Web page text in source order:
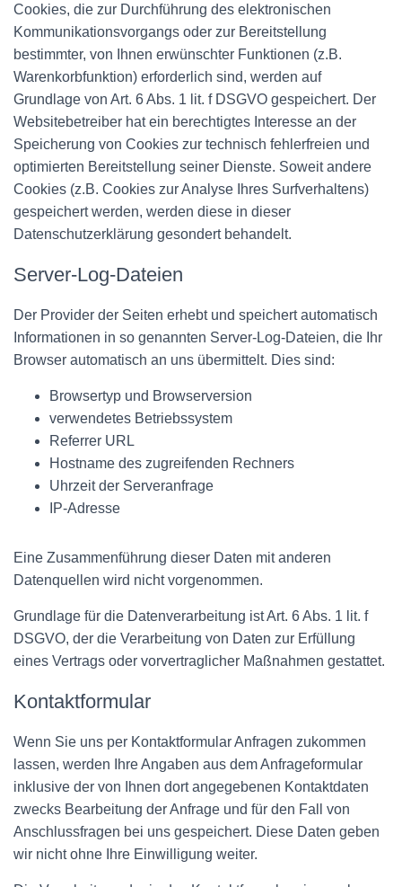
Cookies, die zur Durchführung des elektronischen
Kommunikationsvorgangs oder zur Bereitstellung
bestimmter, von Ihnen erwünschter Funktionen (z.B.
Warenkorbfunktion) erforderlich sind, werden auf
Grundlage von Art. 6 Abs. 1 lit. f DSGVO gespeichert. Der
Websitebetreiber hat ein berechtigtes Interesse an der
Speicherung von Cookies zur technisch fehlerfreien und
optimierten Bereitstellung seiner Dienste. Soweit andere
Cookies (z.B. Cookies zur Analyse Ihres Surfverhaltens)
gespeichert werden, werden diese in dieser
Datenschutzerklärung gesondert behandelt.
Server-Log-Dateien
Der Provider der Seiten erhebt und speichert automatisch
Informationen in so genannten Server-Log-Dateien, die Ihr
Browser automatisch an uns übermittelt. Dies sind:
Browsertyp und Browserversion
verwendetes Betriebssystem
Referrer URL
Hostname des zugreifenden Rechners
Uhrzeit der Serveranfrage
IP-Adresse
Eine Zusammenführung dieser Daten mit anderen
Datenquellen wird nicht vorgenommen.
Grundlage für die Datenverarbeitung ist Art. 6 Abs. 1 lit. f
DSGVO, der die Verarbeitung von Daten zur Erfüllung
eines Vertrags oder vorvertraglicher Maßnahmen gestattet.
Kontaktformular
Wenn Sie uns per Kontaktformular Anfragen zukommen
lassen, werden Ihre Angaben aus dem Anfrageformular
inklusive der von Ihnen dort angegebenen Kontaktdaten
zwecks Bearbeitung der Anfrage und für den Fall von
Anschlussfragen bei uns gespeichert. Diese Daten geben
wir nicht ohne Ihre Einwilligung weiter.